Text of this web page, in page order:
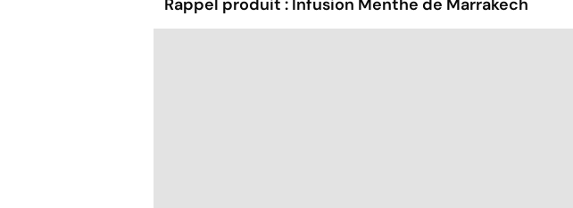
Rappel produit : Infusion Menthe de Marrakech